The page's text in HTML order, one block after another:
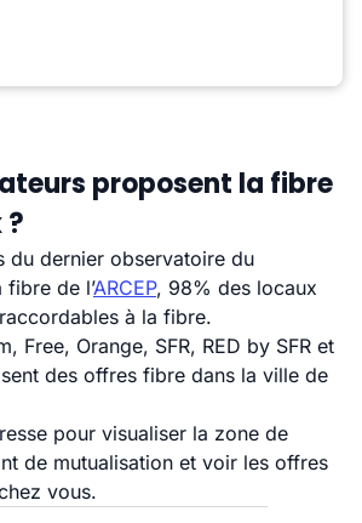
proposent la fibre
du dernier observatoire du
de l’ARCEP, 98% des locaux
à la fibre.
Free, Orange, SFR, RED by SFR et
des offres fibre dans la ville de
pour visualiser la zone de
de mutualisation et voir les offres
vous.